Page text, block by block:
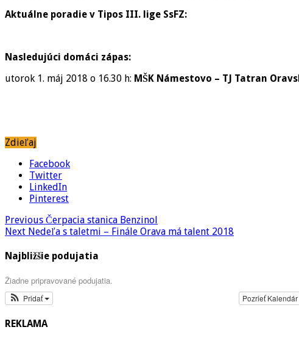
Aktuálne poradie v Tipos III. lige SsFZ:
Nasledujúci domáci zápas:
utorok 1. máj 2018 o 16.30 h: MŠK Námestovo – TJ Tatran
Zdieľaj
Facebook
Twitter
LinkedIn
Pinterest
Previous Čerpacia stanica Benzinol
Next Nedeľa s taletmi – Finále Orava má talent 2018
Najbližšie podujatia
Žiadne pripravované podujatia.
Pozrieť Kalendár
Pridať
REKLAMA